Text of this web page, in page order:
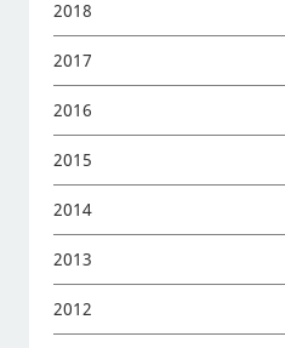
2018
2017
2016
2015
2014
2013
2012